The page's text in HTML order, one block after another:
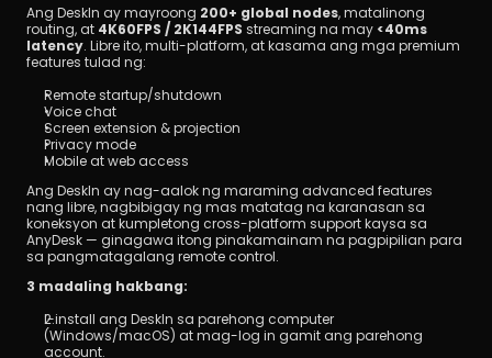
Ang DeskIn ay mayroong 200+ global nodes, matalinong
routing, at 4K60FPS / 2K144FPS streaming na may <40ms
latency. Libre ito, multi-platform, at kasama ang mga premium
features tulad ng:
Remote startup/shutdown
Voice chat
Screen extension & projection
Privacy mode
Mobile at web access
Ang DeskIn ay nag-aalok ng maraming advanced features
nang libre, nagbibigay ng mas matatag na karanasan sa
koneksyon at kumpletong cross-platform support kaysa sa
AnyDesk — ginagawa itong pinakamainam na pagpipilian para
sa pangmatagalang remote control.
3 madaling hakbang:
I-install ang DeskIn sa parehong computer
(Windows/macOS) at mag-log in gamit ang parehong
account.